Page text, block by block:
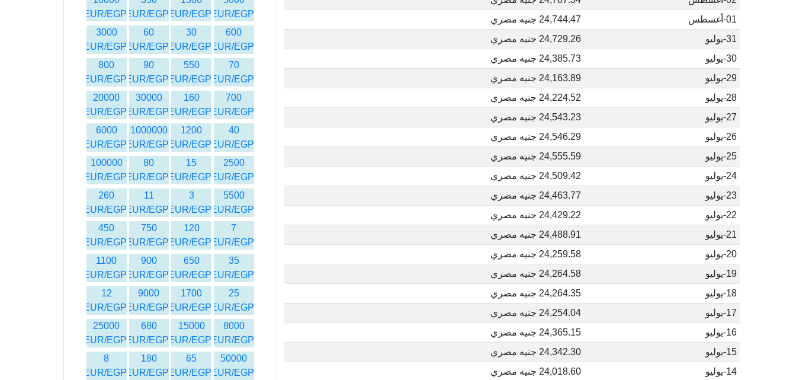
01-أغسطس
24,744.47 جنيه مصري
31-يوليو
24,729.26 جنيه مصري
30-يوليو
24,385.73 جنيه مصري
29-يوليو
24,163.89 جنيه مصري
28-يوليو
24,224.52 جنيه مصري
27-يوليو
24,543.23 جنيه مصري
26-يوليو
24,546.29 جنيه مصري
25-يوليو
24,555.59 جنيه مصري
24-يوليو
24,509.42 جنيه مصري
23-يوليو
24,463.77 جنيه مصري
22-يوليو
24,429.22 جنيه مصري
21-يوليو
24,488.91 جنيه مصري
20-يوليو
24,259.58 جنيه مصري
19-يوليو
24,264.58 جنيه مصري
18-يوليو
24,264.35 جنيه مصري
17-يوليو
24,254.04 جنيه مصري
16-يوليو
24,365.15 جنيه مصري
15-يوليو
24,342.30 جنيه مصري
14-يوليو
24,018.60 جنيه مصري
EUR/EGP
EUR/EGP
EUR/EGP
EUR/EGP
600
EUR/EGP
30
EUR/EGP
60
EUR/EGP
3000
EUR/EGP
70
EUR/EGP
550
EUR/EGP
90
EUR/EGP
800
EUR/EGP
700
EUR/EGP
160
EUR/EGP
30000
EUR/EGP
20000
EUR/EGP
40
EUR/EGP
1200
EUR/EGP
1000000
EUR/EGP
6000
EUR/EGP
2500
EUR/EGP
15
EUR/EGP
80
EUR/EGP
100000
EUR/EGP
5500
EUR/EGP
3
EUR/EGP
11
EUR/EGP
260
EUR/EGP
7
EUR/EGP
120
EUR/EGP
750
EUR/EGP
450
EUR/EGP
35
EUR/EGP
650
EUR/EGP
900
EUR/EGP
1100
EUR/EGP
25
EUR/EGP
1700
EUR/EGP
9000
EUR/EGP
12
EUR/EGP
8000
EUR/EGP
15000
EUR/EGP
680
EUR/EGP
25000
EUR/EGP
50000
EUR/EGP
65
EUR/EGP
180
EUR/EGP
8
EUR/EGP